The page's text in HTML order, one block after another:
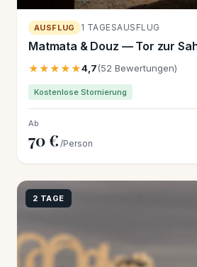
AUSFLUG 1 TAGESAUSFLUG
Matmata & Douz — Tor zur
★★★★★4,7(52 Bewertungen)
Kostenlose Stornierung
Ab
70 € /Person
2 TAGE